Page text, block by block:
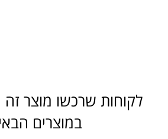
לקוחות שרכשו מוצר זה
במוצרים